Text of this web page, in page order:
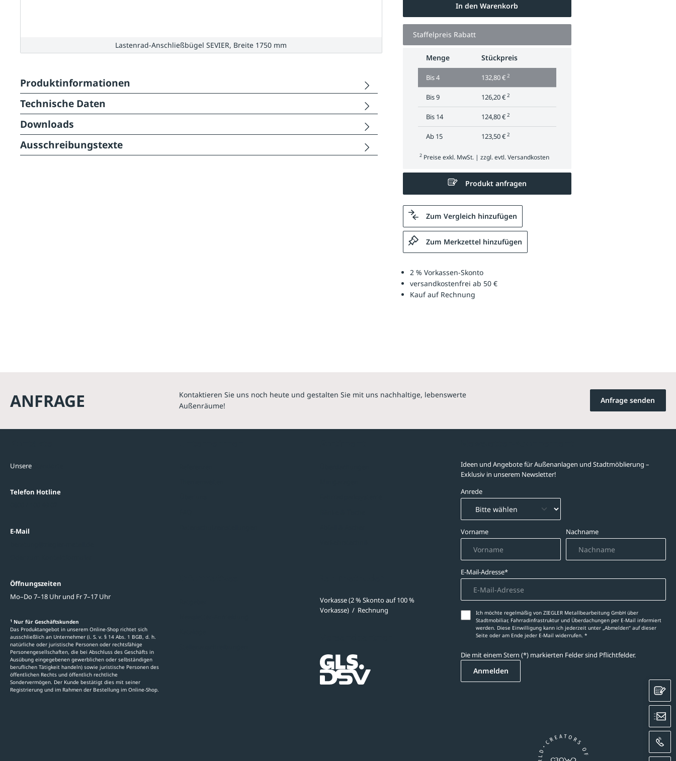
In den Warenkorb
Staffelpreis Rabatt
Menge Stückpreis
Bis4 132,80 € 2
Bis9 126,20 € 2
Bis 14 124,80 € 2
Ab 15 123,50 € 2
2Preise exkl. MwSt. | zzgl. evtl.Versandkosten
Produkt anfragen
Zum Vergleich hinzufügen
Zum Merkzettel hinzufügen
2 % Vorkassen-Skonto
versandkostenfrei ab 50 €
Kauf auf Rechnung
Lastenrad-Anschließbügel SEVIER, Breite 1750 mm
Produktinformationen
Technische Daten
Downloads
Ausschreibungstexte
ANFRAGE
Kontaktieren Sie uns noch heute und gestalten Sie mit uns nachhaltige, lebenswerte
Außenräume!
Anfrage senden
Unsere
Telefon Hotline
E-Mail
Öffnungszeiten
Mo–Do 7–18 Uhr und Fr 7–17 Uhr
1 Nur für Geschäftskunden
Das Produktangebot in unserem Online-Shop richtet sich
ausschließlich an Unternehmer (i. S. v. § 14 Abs. 1 BGB, d. h.
natürliche oder juristische Personen oder rechtsfähige
Personengesellschaften, die bei Abschluss des Geschäfts in
Ausübung eingegebenen gewerblichen oder selbständigen
beruflichen Tätigkeit handeln) sowie juristische Personen des
öffentlichen Rechts und öffentlich rechtliche
Sondervermögen. Der Kunde bestätigt dies mit seiner
Registrierung und im Rahmen der Bestellung im Online-Shop.
Vorkasse (2 % Skonto auf 100 %
Vorkasse) / Rechnung
Ideen und Angebote für Außenanlagen und Stadtmöblierung –
Exklusiv in unserem Newsletter!
Anrede
Vorname Nachname
E-Mail-Adresse*
Ich möchte regelmäßig von ZIEGLER Metallbearbeitung GmbH über
Stadtmobiliar, Fahrradinfrastruktur und Überdachungen per E-Mail informiert
werden. Diese Einwilligung kann ich jederzeit unter „Abmelden‘‘ auf dieser
Seite oder am Ende jeder E-Mail widerrufen. *
Die mit einem Stern (*) markierten Felder sind Pflichtfelder.
Anmelden